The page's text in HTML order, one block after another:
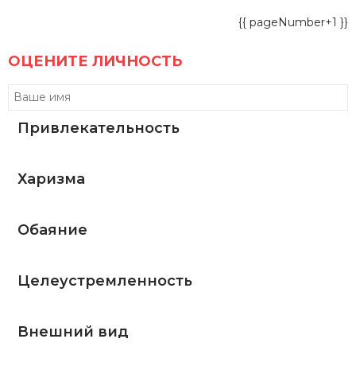
{{ pageNumber+1 }}
ОЦЕНИТЕ ЛИЧНОСТЬ
Привлекательность
Харизма
Обаяние
Целеустремленность
Внешний вид